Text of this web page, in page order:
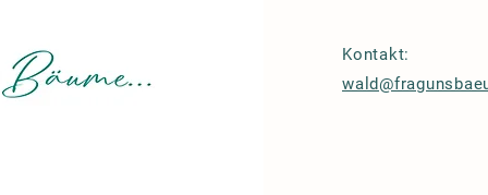
Kontakt: